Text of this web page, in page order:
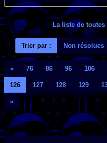
La liste de toutes
Trier par : Non résolues
« 76 86 96 106
126 127 128 129
»